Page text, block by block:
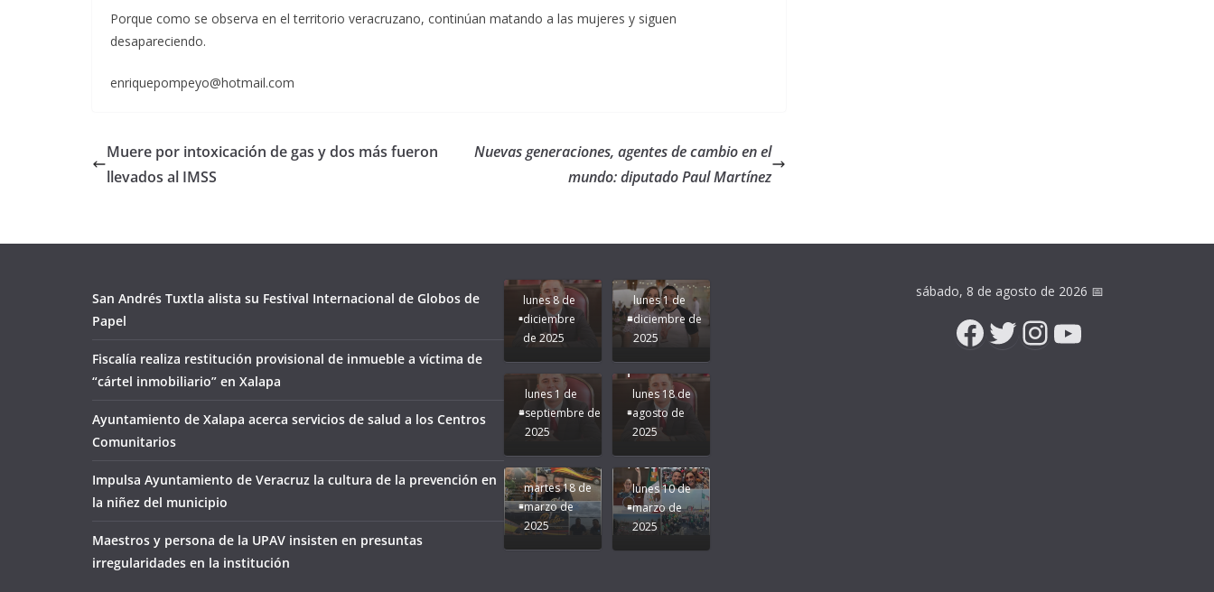
Porque como se observa en el territorio veracruzano, continúan matando a las mujeres y siguen
desapareciendo.
enriquepompeyo@hotmail.com
Muere por intoxicación de gas y dos más fueron
llevados al IMSS
Nuevas generaciones, agentes de cambio en el
mundo: diputado Paul Martínez
San Andrés Tuxtla alista su Festival Internacional de Globos de
Papel
Fiscalía realiza restitución provisional de inmueble a víctima de
“cártel inmobiliario” en Xalapa
Ayuntamiento de Xalapa acerca servicios de salud a los Centros
Comunitarios
Impulsa Ayuntamiento de Veracruz la cultura de la prevención en
la niñez del municipio
Maestros y persona de la UPAV insisten en presuntas
irregularidades en la institución
Unamos
lunes 8 de
diciembre
de 2025
lunes 1 de
diciembre de
2025
Apoyo y
Seguimos la
Ruta que
Marca
Nuestra
Rocío Nahle.
lunes 1 de
septiembre de
2025
Pongamos
de moda;
San
Andrés
Tuxtla
presente.
lunes 18 de
agosto de
2025
Difamación
martes 18 de
marzo de
2025
Presidenta!
lunes 10 de
marzo de
2025
sábado, 8 de agosto de 2026 📅
Facebook
Twitter
Instagram
YouTube